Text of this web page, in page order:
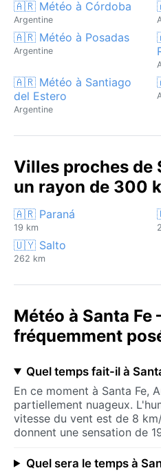
🇦🇷 Météo à Córdoba
Argentine
🇦🇷 Météo à Posadas
Argentine
🇦🇷 Météo à Santiago
del Estero
Argentine
Villes proches de
un rayon de 300
🇦🇷 Paraná
19 km
🇺🇾 Salto
262 km
Météo à Santa
fréquemment
Quel temps fait-il à
En ce moment à Santa Fe,
partiellement nuageux.
vitesse du vent est de 8
donnent une sensation de
Quel sera le temps à